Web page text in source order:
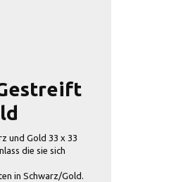
und Gold 33 x 33
die sie sich
in Schwarz/Gold.